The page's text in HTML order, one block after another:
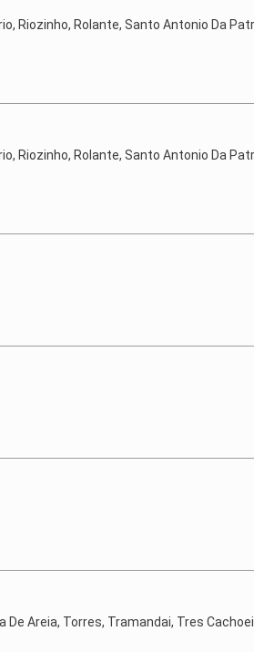
Riozinho, Rolante, Santo Antonio Da
Riozinho, Rolante, Santo Antonio Da
De Areia, Torres, Tramandai, Tres